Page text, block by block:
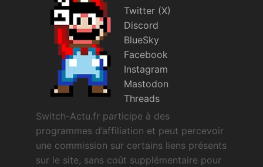
Twitter (X)
Discord
BlueSky
Facebook
Instagram
Mastodon
Threads
Switch-Actu.fr participe à des
programmes d’affiliation et peut percevoir
une commission sur certains liens présents
sur le site, sans coût supplémentaire pour